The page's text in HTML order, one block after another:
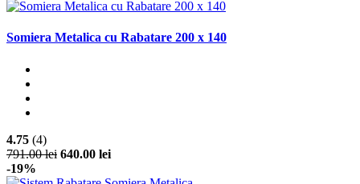
Somiera Metalica cu Rabatare 200 x 140
4.75 (4)
791.00 lei 640.00 lei
-19%